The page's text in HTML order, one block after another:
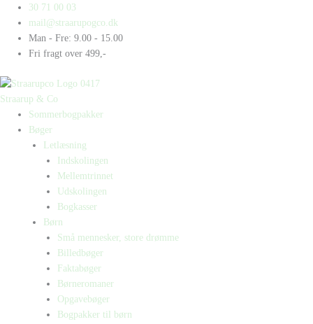
indholdet
30 71 00 03
mail@straarupogco.dk
Man - Fre: 9.00 - 15.00
Fri fragt over 499,-
Straarup & Co
Sommerbogpakker
Bøger
Letlæsning
Indskolingen
Mellemtrinnet
Udskolingen
Bogkasser
Børn
Små mennesker, store drømme
Billedbøger
Faktabøger
Børneromaner
Opgavebøger
Bogpakker til børn
Products
search
Products
search
Stephen
Hawking